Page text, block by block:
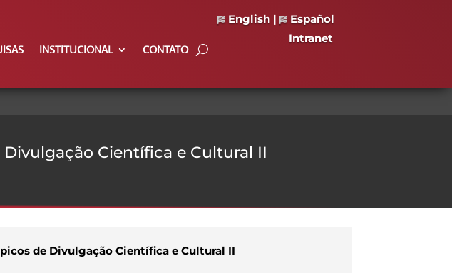
INSTITUCIONAL CONTATO
English|
Español
Intranet
Divulgação Científica e Cultural II
de Divulgação Científica e Cultural II